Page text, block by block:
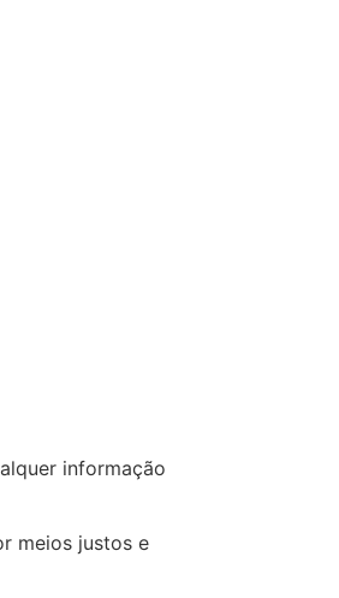
informação
meios justos e